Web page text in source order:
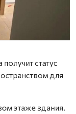
статус
для
этаже здания.